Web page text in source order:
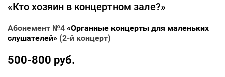
«Кто хозяин в концертном зале?»
Абонемент №4 «Органные концерты для маленьких
слушателей» (2-й концерт)
500-800 руб.